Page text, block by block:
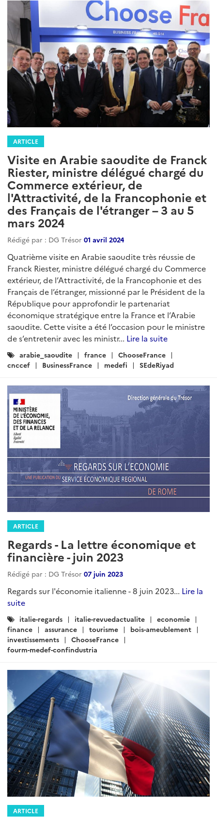
ARTICLE
Visite en Arabie saoudite de Franck
Riester, ministre délégué chargé du
Commerce extérieur, de
l'Attractivité, de la Francophonie et
des Français de l'étranger – 3 au 5
mars 2024
Rédigé par : DG Trésor 01 avril 2024
Quatrième visite en Arabie saoudite très réussie de
Franck Riester, ministre délégué chargé du Commerce
extérieur, de l’Attractivité, de la Francophonie et des
Français de l’étranger, missionné par le Président de la
République pour approfondir le partenariat
économique stratégique entre la France et l’Arabie
saoudite. Cette visite a été l’occasion pour le ministre
de s’entretenir avec les ministr... Lire la suite
Catégories
:
arabie_saoudite france
ChooseFrance
cnccef
BusinessFrance medefi SEdeRiyad
ARTICLE
Regards - La lettre économique et
financière - juin 2023
Rédigé par : DG Trésor 07 juin 2023
Regards sur l'économie italienne - 8 juin 2023... Lire la
suite
Catégories
:
italie-regards italie-revuedactualite
economie
finance
assurance tourisme
bois-ameublement
investissements
ChooseFrance
fourm-medef-confindustria
ARTICLE